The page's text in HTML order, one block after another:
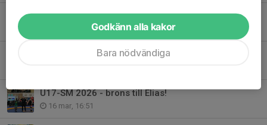
U17-SM 2026 - Hera försvarade sitt guld!
16 mar, 17:26
U17-SM 2026 - silver till Sindre!
U17-SM 2026 - brons till Elias!
16 mar, 16:51
Godkänn alla kakor
Bara nödvändiga